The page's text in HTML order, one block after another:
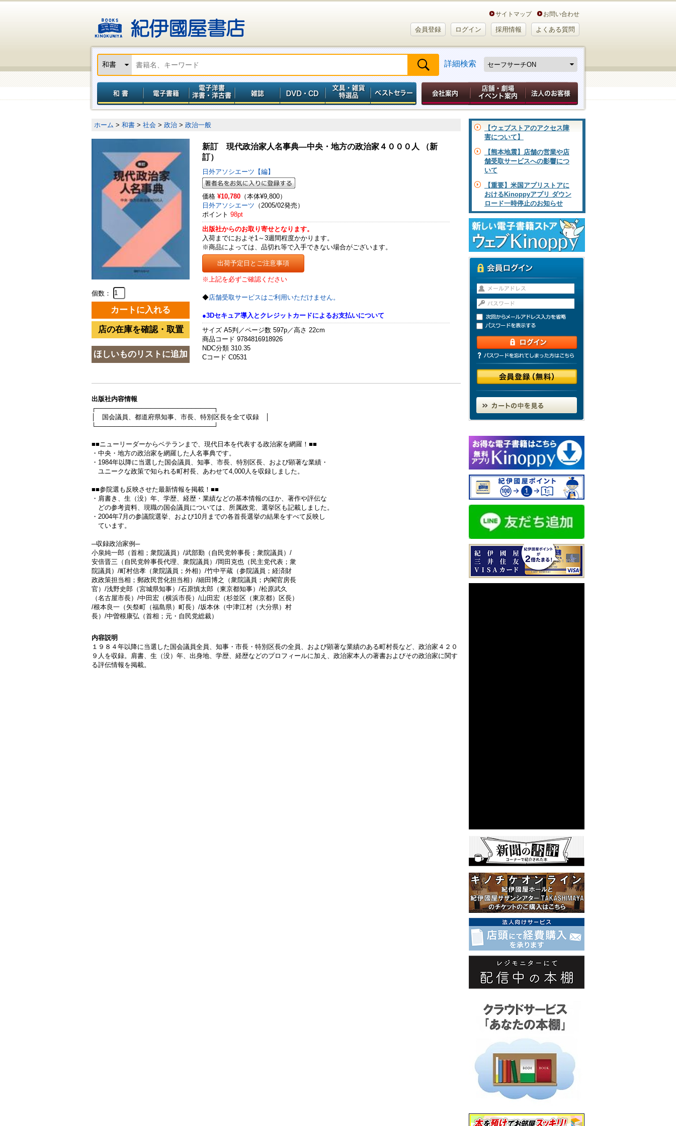
サイトマップ お問い合わせ
会員登録 ログイン 採用情報 よくある質問
詳細検索
ホーム > 和書 > 社会 > 政治 > 政治一般
個数：
新訂 現代政治家人名事典―中央・地方の政治家４０００人 （新
訂）
日外アソシエーツ【編】
価格 ¥10,780 （本体¥9,800）
日外アソシエーツ （2005/02発売）
ポイント 98pt
出版社からのお取り寄せとなります。
入荷までにおよそ1～3週間程度かかります。
※商品によっては、品切れ等で入手できない場合がございます。
出荷予定日とご注意事項
※上記を必ずご確認ください
◆店舗受取サービスはご利用いただけません。
●3Dセキュア導入とクレジットカードによるお支払いについて
サイズ A5判／ページ数 597p／高さ 22cm
商品コード 9784816918926
NDC分類 310.35
Cコード C0531
出版社内容情報
┌──────────────────────────┐
│ 国会議員、都道府県知事、市長、特別区長を全て収録 │
└──────────────────────────┘
■■ニューリーダーからベテランまで、現代日本を代表する政治家を網羅！■■
・中央・地方の政治家を網羅した人名事典です。
・1984年以降に当選した国会議員、知事、市長、特別区長、および顕著な業績・
ユニークな政策で知られる町村長、あわせて4,000人を収録しました。
■■参院選も反映させた最新情報を掲載！■■
・肩書き、生（没）年、学歴、経歴・業績などの基本情報のほか、著作や評伝な
どの参考資料、現職の国会議員については、所属政党、選挙区も記載しました。
・2004年7月の参議院選挙、および10月までの各首長選挙の結果をすべて反映し
ています。
─収録政治家例─
小泉純一郎（首相；衆院議員）/武部勤（自民党幹事長；衆院議員）/
安倍晋三（自民党幹事長代理、衆院議員）/岡田克也（民主党代表；衆
院議員）/町村信孝（衆院議員；外相）/竹中平蔵（参院議員；経済財
政政策担当相；郵政民営化担当相）/細田博之（衆院議員；内閣官房長
官）/浅野史郎（宮城県知事）/石原慎太郎（東京都知事）/松原武久
（名古屋市長）/中田宏（横浜市長）/山田宏（杉並区（東京都）区長）
/根本良一（矢祭町（福島県）町長）/坂本休（中津江村（大分県）村
長）/中曽根康弘（首相；元・自民党総裁）
内容説明
１９８４年以降に当選した国会議員全員、知事・市長・特別区長の全員、および顕著な業績のある町村長など、政治家４２０
９人を収録。肩書、生（没）年、出身地、学歴、経歴などのプロフィールに加え、政治家本人の著書およびその政治家に関す
る評伝情報を掲載。
【ウェブストアのアクセス障
害について】
【熊本地震】店舗の営業や店
舗受取サービスへの影響につ
いて
【重要】米国アプリストアに
おけるKinoppyアプリ ダウン
ロード一時停止のお知らせ